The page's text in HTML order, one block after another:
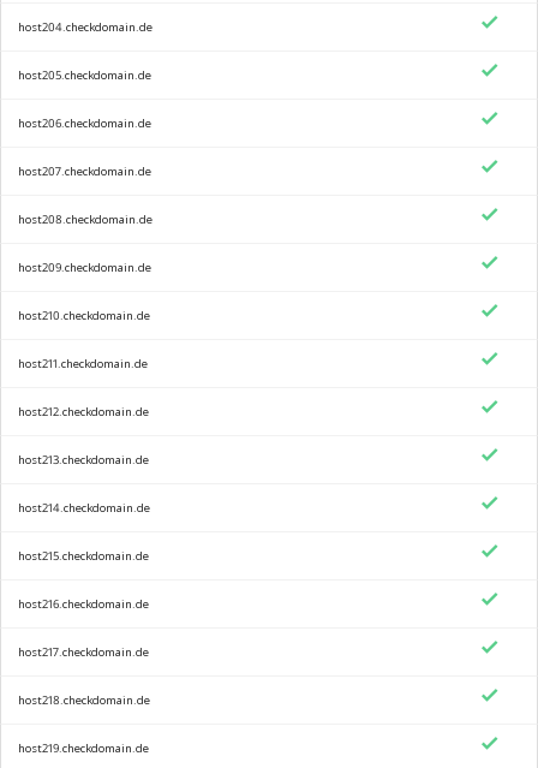
host204.checkdomain.de
host205.checkdomain.de
host206.checkdomain.de
host207.checkdomain.de
host208.checkdomain.de
host209.checkdomain.de
host210.checkdomain.de
host211.checkdomain.de
host212.checkdomain.de
host213.checkdomain.de
host214.checkdomain.de
host215.checkdomain.de
host216.checkdomain.de
host217.checkdomain.de
host218.checkdomain.de
host219.checkdomain.de